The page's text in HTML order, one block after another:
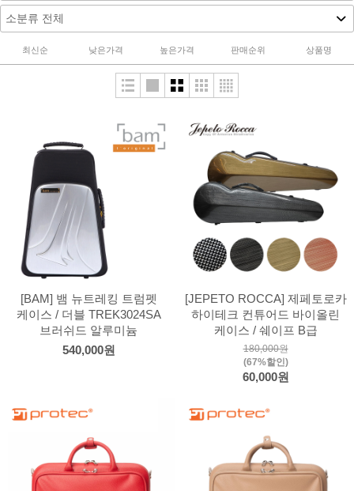
최신순 낮은가격 높은가격 판매순위 상품명
[BAM] 뱀 뉴트레킹 트럼펫
케이스 / 더블 TREK3024SA
브러쉬드 알루미늄
540,000원
[JEPETO ROCCA] 제페토로카
하이테크 컨튜어드 바이올린
케이스 / 쉐이프 B급
180,000원
(67%할인)
60,000원